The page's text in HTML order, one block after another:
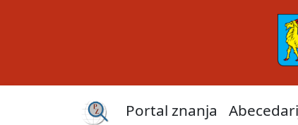
Portal znanja